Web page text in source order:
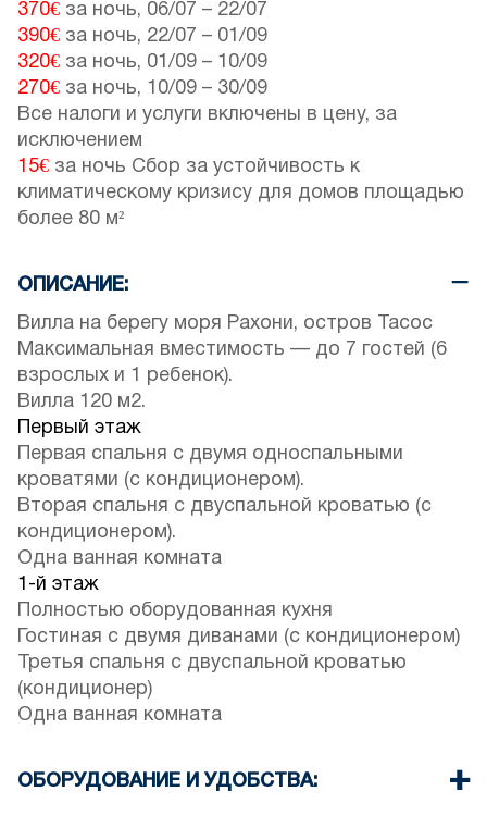
370€ за ночь, 06/07 – 22/07
390€ за ночь, 22/07 – 01/09
320€ за ночь, 01/09 – 10/09
270€ за ночь, 10/09 – 30/09
Все налоги и услуги включены в цену, за
исключением
15€ за ночь Сбор за устойчивость к
климатическому кризису для домов площадью
более 80 м²
ОПИСАНИЕ:
Вилла на берегу моря Рахони, остров Тасос
Максимальная вместимость — до 7 гостей (6
взрослых и 1 ребенок).
Вилла 120 м2.
Первый этаж
Первая спальня с двумя односпальными
кроватями (с кондиционером).
Вторая спальня с двуспальной кроватью (с
кондиционером).
Одна ванная комната
1-й этаж
Полностью оборудованная кухня
Гостиная с двумя диванами (с кондиционером)
Третья спальня с двуспальной кроватью
(кондиционер)
Одна ванная комната
ОБОРУДОВАНИЕ И УДОБСТВА: